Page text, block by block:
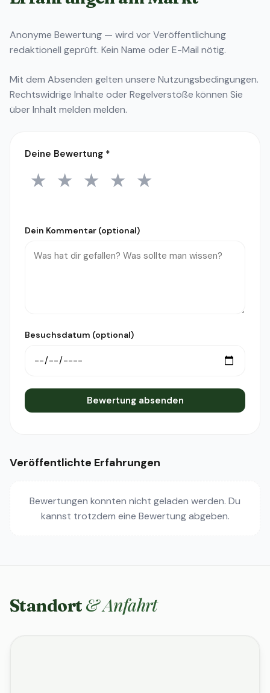
Anonyme Bewertung — wird vor Veröffentlichung
redaktionell geprüft. Kein Name oder E-Mail nötig.
Mit dem Absenden gelten unsere Nutzungsbedingungen.
Rechtswidrige Inhalte oder Regelverstöße können Sie
überInhalt melden melden.
Deine Bewertung *
1 Stern
★ 2 Sterne
★ 3 Sterne
★ 4 Sterne
★ 5 Sterne
★
Dein Kommentar (optional)
Besuchsdatum (optional)
Bewertung absenden
Veröffentlichte Erfahrungen
Bewertungen konnten nicht geladen werden. Du
kannst trotzdem eine Bewertung abgeben.
Standort & Anfahrt